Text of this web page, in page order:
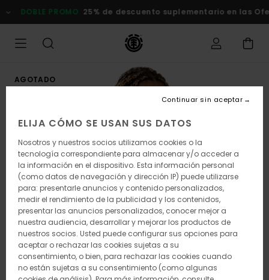
la
DOBLE PROMO 25% de descuento suplementario en las
AGOTADO
ELIJA CÓMO SE USAN SUS DATOS
Nosotros y nuestros socios utilizamos cookies o la
tecnología correspondiente para almacenar y/o acceder a
la información en el dispositivo. Esta información personal
(como datos de navegación y dirección IP) puede utilizarse
para: presentarle anuncios y contenido personalizados,
medir el rendimiento de la publicidad y los contenidos,
presentar las anuncios personalizados, conocer mejor a
nuestra audiencia, desarrollar y mejorar los productos de
nuestros socios. Usted puede configurar sus opciones para
aceptar o rechazar las cookies sujetas a su
consentimiento, o bien, para rechazar las cookies cuando
no están sujetas a su consentimiento (como algunas
Continuar sin aceptar